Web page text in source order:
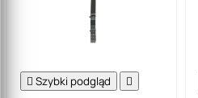
 Szybki podgląd 